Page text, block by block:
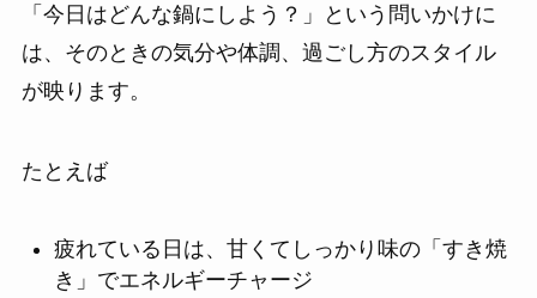
「今日はどんな鍋にしよう？」という問いかけに
は、そのときの気分や体調、過ごし方のスタイル
が映ります。
たとえば
疲れている日は、甘くてしっかり味の「すき焼
き」でエネルギーチャージ